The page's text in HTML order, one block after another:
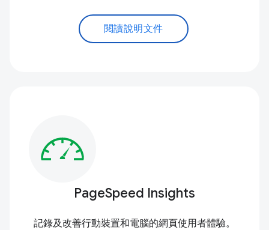
閱讀說明文件
PageSpeed Insights
記錄及改善行動裝置和電腦的網頁使用者體驗。